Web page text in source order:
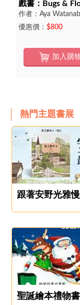
戲書：Bugs &
含點讀筆)
作者：Aya
優惠價：$800
加入購
熱門主題書展
跟著安野光雅
聖誕繪本禮物